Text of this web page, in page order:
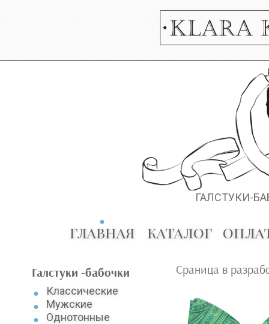
ГАЛСТУКИ-
главная каталог
Галстуки -бабочки
Классические
Мужские
Однотонные
Сраница в